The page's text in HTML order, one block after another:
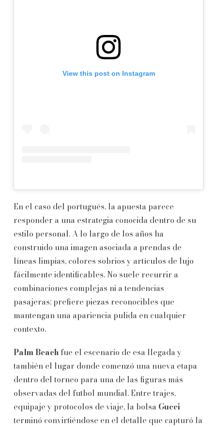
View this post on Instagram
En el caso del portugués, la apuesta parece
responder a una estrategia conocida dentro de su
estilo personal. A lo largo de los años ha
construido una imagen asociada a prendas de
líneas limpias, colores sobrios y artículos de lujo
fácilmente identificables. No suele recurrir a
combinaciones complejas ni a tendencias
pasajeras; prefiere piezas reconocibles que
mantengan una apariencia pulida en cualquier
contexto.
Palm Beach fue el escenario de esa llegada y
también el lugar donde comenzó una nueva etapa
dentro del torneo para una de las figuras más
observadas del futbol mundial. Entre trajes,
equipaje y protocolos de viaje, la bolsa Gucci
terminó convirtiéndose en el detalle que capturó la